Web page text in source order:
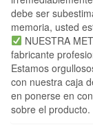
debe ser
memoria, usted
NUESTRA
fabricante
Estamos
con nuestra caja
en ponerse en
sobre el producto.